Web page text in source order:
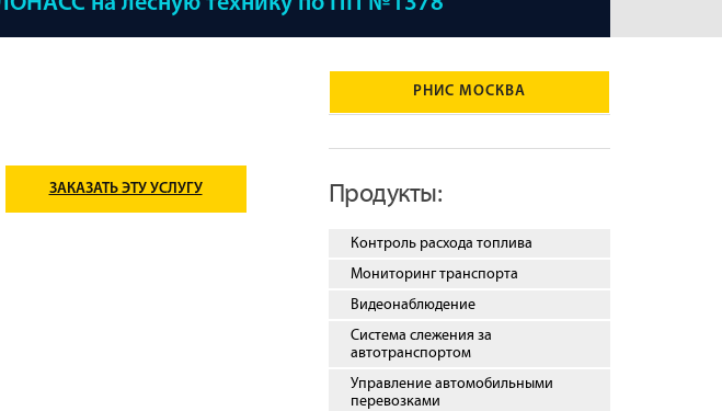
ЗАКАЗАТЬ ЭТУ УСЛУГУ
РНИС МОСКВА
Продукты:
Контроль расхода топлива
Мониторинг транспорта
Видеонаблюдение
Система слежения за
автотранспортом
Управление автомобильными
перевозками